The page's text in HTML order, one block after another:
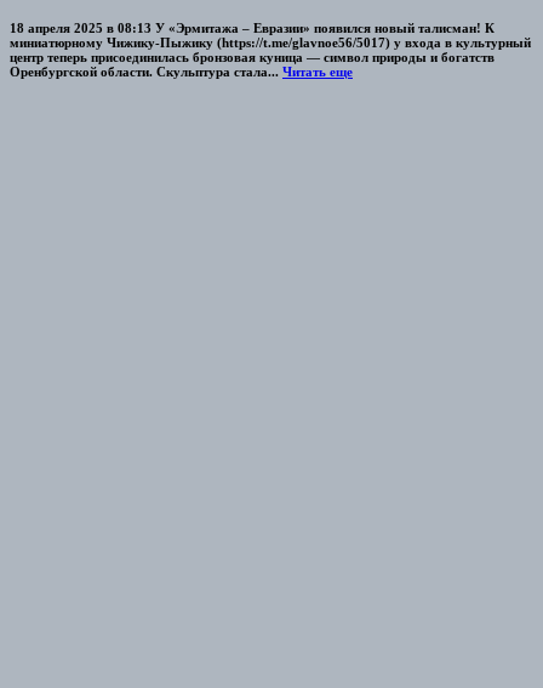
18 апреля 2025 в 08:13 У «Эрмитажа – Евразии» появился новый талисман! К
миниатюрному Чижику-Пыжику (https://t.me/glavnoe56/5017) у входа в культурный
центр теперь присоединилась бронзовая куница — символ природы и богатств
Оренбургской области. Скульптура стала... Читать еще